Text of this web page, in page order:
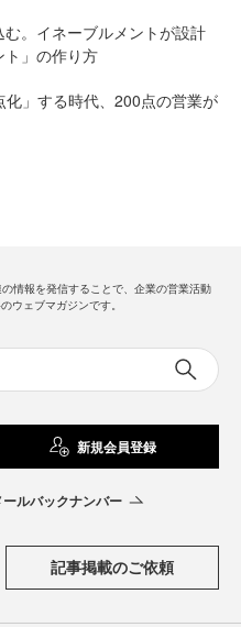
。イネーブルメントが設計
」の作り方
化」する時代、200点の営業が
情報を発信することで、企業の営業活動
ウェブマガジンです。
新規会員登録
ールバックナンバー
記事掲載のご依頼